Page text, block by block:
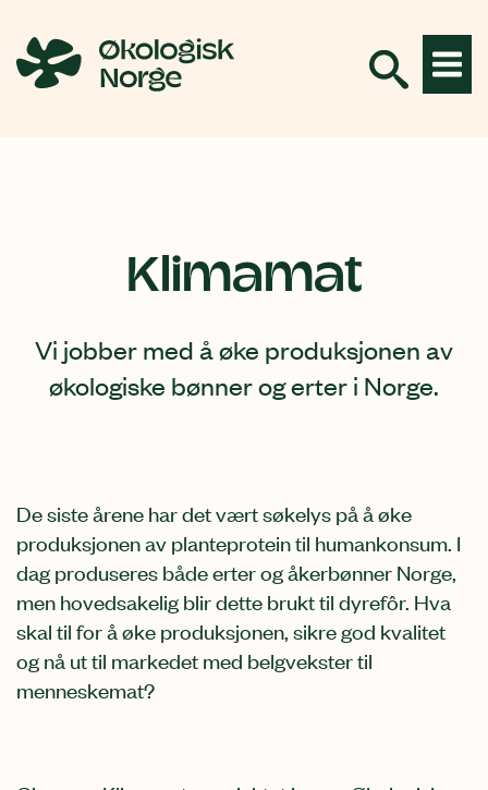
innhold
Klimamat
Vi jobber med åøke produksjonen av
økologiske bønner og erter i Norge.
De siste årene har det vært søkelys på å øke
produksjonen av planteprotein til humankonsum. I
dag produseres både erter og åkerbønner Norge,
men hovedsakelig blir dette brukt til dyrefôr. Hva
skal til for å øke produksjonen, sikre god kvalitet
og nå ut til markedet med belgvekster til
menneskemat?